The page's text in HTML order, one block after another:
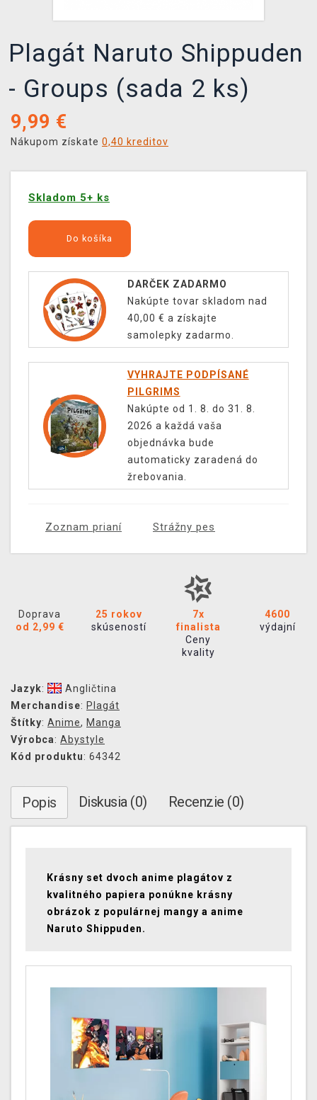
Plagát Naruto Shippuden
- Groups (sada 2 ks)
9,99 €
Nákupom získate 0,40 kreditov
Skladom 5+ ks
Do košíka
DARČEK ZADARMO
Nakúpte tovar skladom nad
40,00 € a získajte
samolepky zadarmo.
VYHRAJTE PODPÍSANÉ
PILGRIMS
Nakúpte od 1. 8. do 31. 8.
2026 a každá vaša
objednávka bude
automaticky zaradená do
žrebovania.
Zoznam prianí Strážny pes
Doprava
od 2,99 €
25 rokov
skúseností
7x
finalista
Ceny
kvality
4600
výdajní
Jazyk:
Angličtina
Merchandise: Plagát
Štítky: Anime, Manga
Výrobca: Abystyle
Kód produktu: 64342
Popis Diskusia (0) Recenzie (0)
Krásny set dvoch anime plagátov z
kvalitného papiera ponúkne krásny
obrázok z populárnej mangy a anime
Naruto Shippuden.